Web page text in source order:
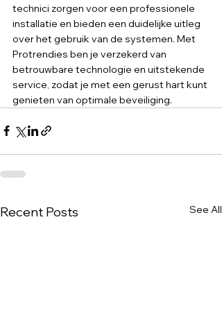
technici zorgen voor een professionele
installatie en bieden een duidelijke uitleg
over het gebruik van de systemen. Met
Protrendies ben je verzekerd van
betrouwbare technologie en uitstekende
service, zodat je met een gerust hart kunt
genieten van optimale beveiliging.
Recent Posts See All